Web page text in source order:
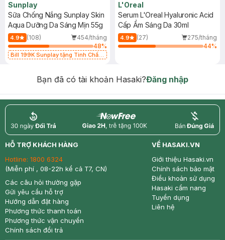
Sunplay
Sữa Chống Nắng Sunplay Skin
Aqua Dưỡng Da Sáng Mịn 55g
4.9 (108)
454/tháng
48%
Bill 199K Sunplay tặng Tinh Chất
L'Oreal
Serum L'Oreal Hyaluronic Acid
Cấp Ẩm Sáng Da 30ml
4.9 (27)
275/tháng
44%
Bạn đã có tài khoản Hasaki?Đăng nhập
return nowfree price
HỖ TRỢ KHÁCH HÀNG
Hotline: 1800 6324
(Miễn phí , 08-22h kể cả T7, CN)
Các câu hỏi thường gặp
Gửi yêu cầu hỗ trợ
Hướng dẫn đặt hàng
Phương thức thanh toán
Phương thức vận chuyển
Chính sách đổi trả
VỀ HASAKI.VN
Giới thiệu Hasaki.vn
Chính sách bảo mật
Điều khoản sử dụng
Hasaki cẩm nang
Tuyển dụng
Liên hệ